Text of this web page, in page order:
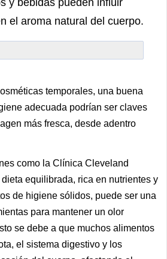
y bebidas pueden influir
el aroma natural del cuerpo.
temporales, una buena
adecuada podrían ser claves
más fresca, desde adentro
como la Clínica Cleveland
equilibrada, rica en nutrientes y
de higiene sólidos, puede ser una
para mantener un olor
se debe a que muchos alimentos
el sistema digestivo y los